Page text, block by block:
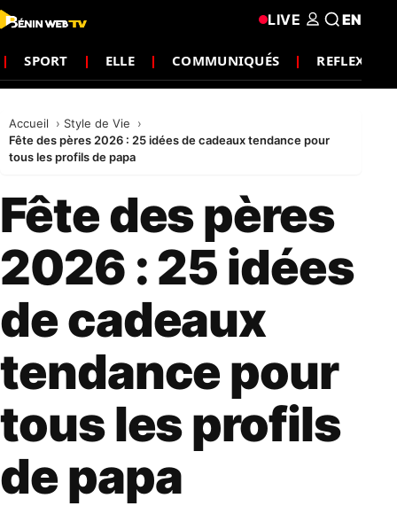
SPORT ELLE COMMUNIQUÉS REFLEXION
LIVE EN
Accueil
Style de Vie
Fête des pères 2026 : 25 idées de cadeaux tendance pour
tous les profils de papa
Fête des pères
2026 : 25 idées
de cadeaux
tendance pour
tous les profils
de papa